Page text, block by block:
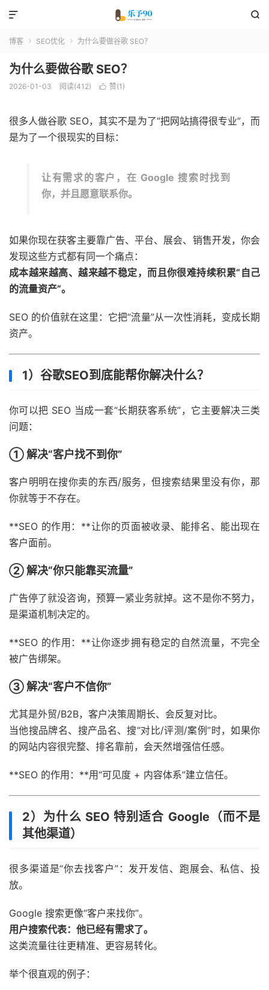


博客  SEO优化  为什么要做谷歌 SEO？
为什么要做谷歌 SEO？
2026-01-03 阅读(412)  赞(1 )
很多人做谷歌 SEO，其实不是为了“把网站搞得很专业”，而
是为了一个很现实的目标：
让有需求的客户，在 Google 搜索时找到
你，并且愿意联系你。
如果你现在获客主要靠广告、平台、展会、销售开发，你会
发现这些方式都有同一个痛点：
成本越来越高、越来越不稳定，而且你很难持续积累“自己
的流量资产”。
SEO 的价值就在这里：它把“流量”从一次性消耗，变成长期
资产。
1）谷歌SEO到底能帮你解决什么？
你可以把 SEO 当成一套“长期获客系统”，它主要解决三类
问题：
① 解决“客户找不到你”
客户明明在搜你卖的东西/服务，但搜索结果里没有你，那
你就等于不存在。
**SEO 的作用：**让你的页面被收录、能排名、能出现在
客户面前。
② 解决“你只能靠买流量”
广告停了就没咨询，预算一紧业务就掉。这不是你不努力，
是渠道机制决定的。
**SEO 的作用：**让你逐步拥有稳定的自然流量，不完全
被广告绑架。
③ 解决“客户不信你”
尤其是外贸/B2B，客户决策周期长、会反复对比。
当他搜品牌名、搜产品名、搜“对比/评测/案例”时，如果你
的网站内容很完整、排名靠前，会天然增强信任感。
**SEO 的作用：**用“可见度 + 内容体系”建立信任。
2）为什么 SEO 特别适合 Google（而不是
其他渠道）
很多渠道是“你去找客户”：发开发信、跑展会、私信、投
放。
Google 搜索更像“客户来找你”。
用户搜索代表：他已经有需求了。
这类流量往往更精准、更容易转化。
举个很直观的例子：